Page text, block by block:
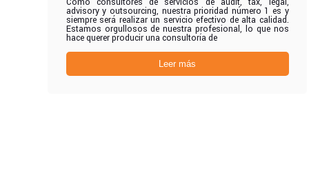
advisory y outsourcing, nuestra prioridad número 1 es y
siempre será realizar un servicio efectivo de alta calidad.
Estamos orgullosos de nuestra profesional, lo que nos
hace querer producir una consultoría de
Leer más